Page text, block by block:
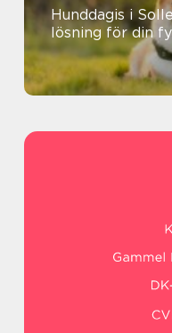
Hunddagis i
lösning för din